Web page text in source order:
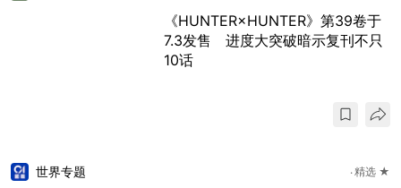
《HUNTER×HUNTER》第39卷于
7.3发售 进度大突破暗示复刊不只
10话
世界专题 精选 ★